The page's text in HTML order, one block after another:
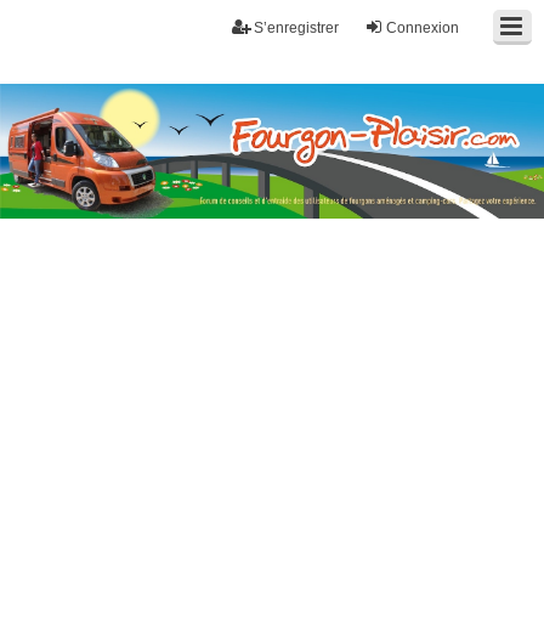
Connexion
S’enregistrer
Fourgon-plaisir.com
Forum de conseils et d'entraide des utilisateurs de fourgons, fourgons
aménagés, vans et de camping-car. Partagez votre expérience.